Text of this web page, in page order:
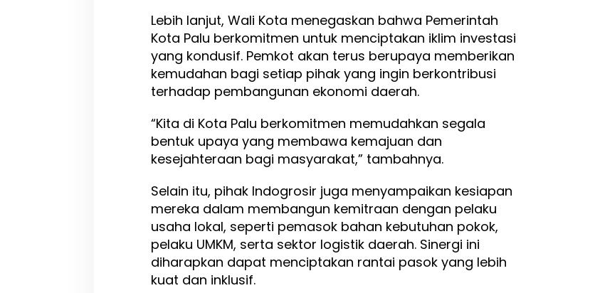
Lebih lanjut, Wali Kota menegaskan bahwa Pemerintah
Kota Palu berkomitmen untuk menciptakan iklim investasi
yang kondusif. Pemkot akan terus berupaya memberikan
kemudahan bagi setiap pihak yang ingin berkontribusi
terhadap pembangunan ekonomi daerah.
“Kita di Kota Palu berkomitmen memudahkan segala
bentuk upaya yang membawa kemajuan dan
kesejahteraan bagi masyarakat,” tambahnya.
Selain itu, pihak Indogrosir juga menyampaikan kesiapan
mereka dalam membangun kemitraan dengan pelaku
usaha lokal, seperti pemasok bahan kebutuhan pokok,
pelaku UMKM, serta sektor logistik daerah. Sinergi ini
diharapkan dapat menciptakan rantai pasok yang lebih
kuat dan inklusif.